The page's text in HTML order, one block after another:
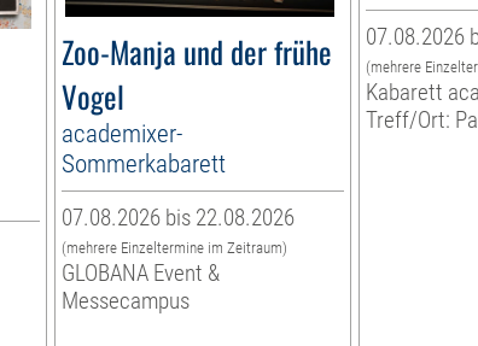
Zoo-Manja und der frühe
Vogel
academixer-
Sommerkabarett
07.08.2026 bis 22.08.2026
(mehrere Einzeltermine im Zeitraum)
GLOBANA Event &
Messecampus
07.08.2026
(mehrere
Kabarett
Treff/Ort: